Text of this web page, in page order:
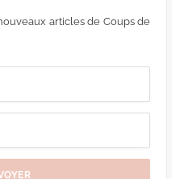
articles de Coups de